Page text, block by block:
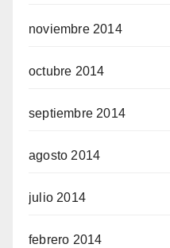
noviembre 2014
octubre 2014
septiembre 2014
agosto 2014
julio 2014
febrero 2014